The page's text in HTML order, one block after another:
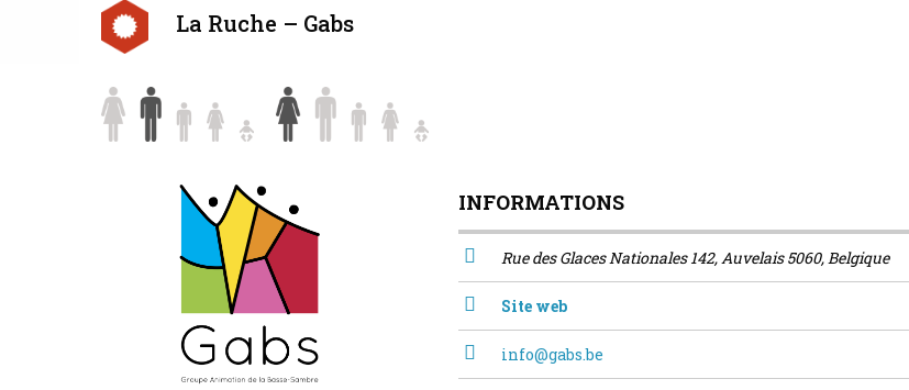
La Ruche – Gabs
INFORMATIONS
Rue des Glaces Nationales 142, Auvelais 5060, Belgique
Site web
info@gabs.be